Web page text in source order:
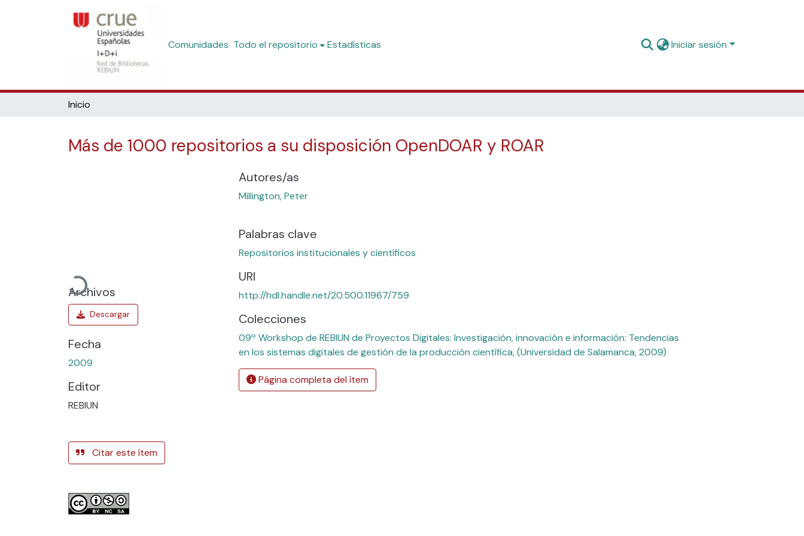
Comunidades Todo el repositorio Estadísticas Iniciar sesión
Inicio
Más de 1000 repositorios a su disposición OpenDOAR y ROAR
Cargando...
Archivos
Fecha
2009
Editor
REBIUN
Citar este ítem
Autores/as
Millington, Peter
Palabras clave
Repositorios institucionales y científicos
URI
http://hdl.handle.net/20.500.11967/759
Colecciones
09º Workshop de REBIUN de Proyectos Digitales: Investigación, innovación e información: Tendencias
en los sistemas digitales de gestión de la producción científica, (Universidad de Salamanca, 2009)
Página completa del ítem